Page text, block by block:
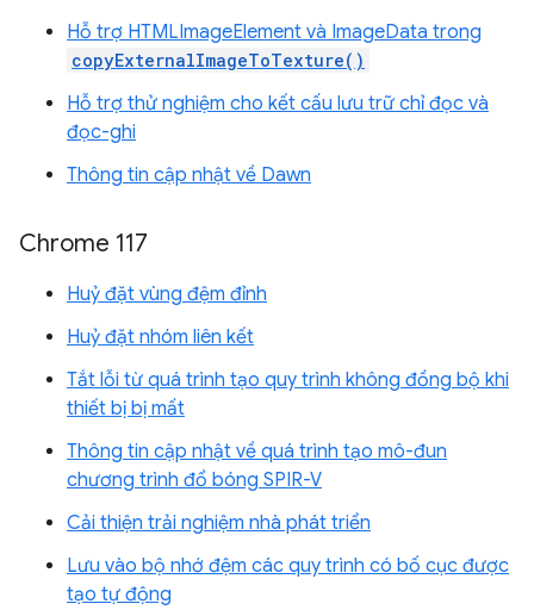
Hỗ trợ HTMLImageElement và ImageData trong
copyExternalImageToTexture()
Hỗ trợ thử nghiệm cho kết cấu lưu trữ chỉ đọc và
đọc-ghi
Thông tin cập nhật về Dawn
Chrome 117
Huỷ đặt vùng đệm đỉnh
Huỷ đặt nhóm liên kết
Tắt lỗi từ quá trình tạo quy trình không đồng bộ khi
thiết bị bị mất
Thông tin cập nhật về quá trình tạo mô-đun
chương trình đổ bóng SPIR-V
Cải thiện trải nghiệm nhà phát triển
Lưu vào bộ nhớ đệm các quy trình có bố cục được
tạo tự động